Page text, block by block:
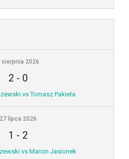
sierpnia 2026
2 - 0
vs Tomasz Pakieła
27 lipca 2026
1 - 2
vs Marcin Jasionek